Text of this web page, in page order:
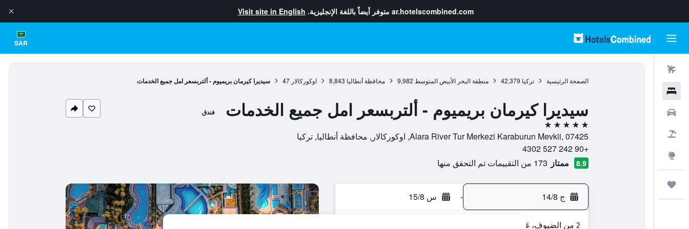
ar.hotelscombined.com متوفر أيضاً باللغة الإنجليزية. Visit site in English
SAR
الصفحة الرئيسية تركيا 42,379 منطقة البحر الأبيض المتوسط 9,982 محافظة أنطاليا 8,843 اوكوركالار 47 سيديرا كيرمان بريميوم - ألتربسعر امل جميع الخدمات
سيديرا كيرمان بريميوم - ألتربسعر امل جميع الخدمات فندق
5 نجوم
Alara River Tur Merkezi Karaburun Mevkii, 07425, اوكوركالار, محافظة أنطاليا, تركيا
+90 242 527 4302
8.9 ممتاز 173 من التقييمات تم التحقق منها
ج 14/8 - س 15/8
2 من الضيوف، غرفة واحدة